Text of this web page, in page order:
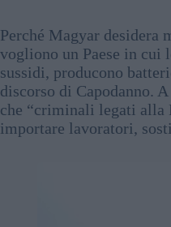
Perché Magyar desidera
vogliono un Paese in cui
sussidi, producono
discorso di Capodanno.
che “criminali legati alla
importare lavoratori,